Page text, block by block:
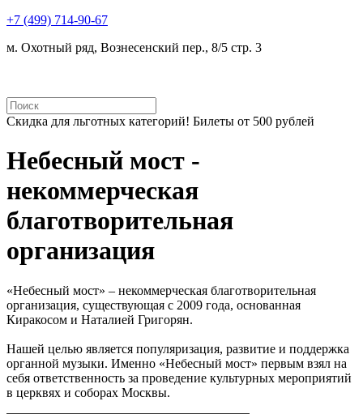
+7 (499) 714-90-67
м. Охотный ряд, Вознесенский пер., 8/5 стр. 3
Скидка для льготных категорий! Билеты от 500 рублей
Небесный мост -
некоммерческая
благотворительная
организация
«Небесный мост» – некоммерческая благотворительная
организация, существующая с 2009 года, основанная
Киракосом и Наталией Григорян.
Нашей целью является популяризация, развитие и поддержка
органной музыки. Именно «Небесный мост» первым взял на
себя ответственность за проведение культурных мероприятий
в церквях и соборах Москвы.